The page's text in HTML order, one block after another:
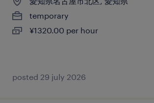
temporary
¥1320.00 per hour
posted 29 july 2026